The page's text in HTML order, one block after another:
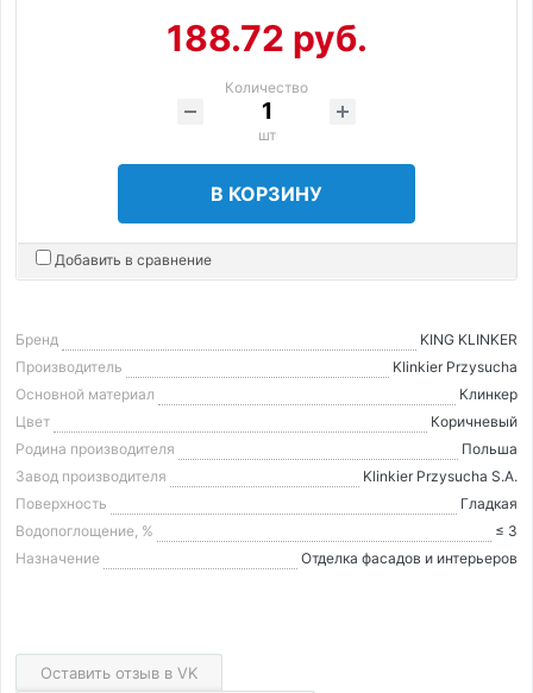
188.72 руб.
Количество
шт
В КОРЗИНУ
Добавить в сравнение
Бренд
KING KLINKER
Производитель
Klinkier Przysucha
Основной материал
Клинкер
Цвет
Коричневый
Родина производителя
Польша
Завод производителя
Klinkier Przysucha S.A.
Поверхность
Гладкая
Водопоглощение, %
≤ 3
Назначение
Отделка фасадов и интерьеров
Оставить отзыв в VK